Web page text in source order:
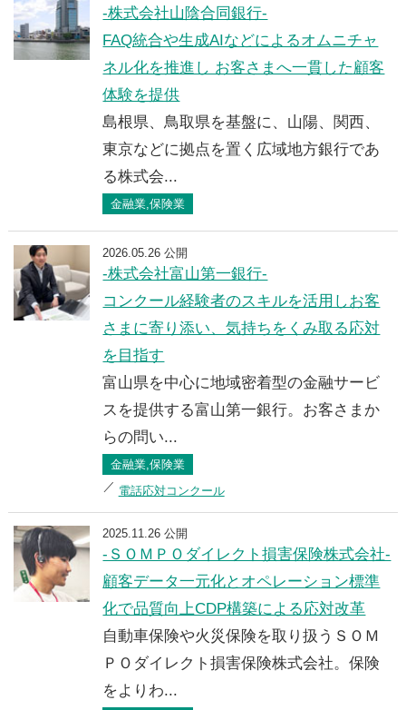
-株式会社山陰合同銀行-
FAQ統合や生成AIなどによるオムニチャ
ネル化を推進し お客さまへ一貫した顧客
体験を提供
島根県、鳥取県を基盤に、山陽、関西、
東京などに拠点を置く広域地方銀行であ
る株式会...
金融業,保険業
2026.05.26 公開
-株式会社富山第一銀行-
コンクール経験者のスキルを活用しお客
さまに寄り添い、気持ちをくみ取る応対
を目指す
富山県を中心に地域密着型の金融サービ
スを提供する富山第一銀行。お客さまか
らの問い...
金融業,保険業
電話応対コンクール
2025.11.26 公開
-ＳＯＭＰＯダイレクト損害保険株式会社-
顧客データ一元化とオペレーション標準
化で品質向上CDP構築による応対改革
自動車保険や火災保険を取り扱うＳＯＭ
ＰＯダイレクト損害保険株式会社。保険
をよりわ...